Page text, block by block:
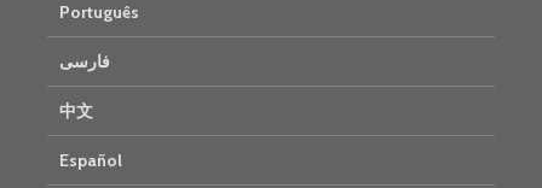
Português
فارسی
中文
Español